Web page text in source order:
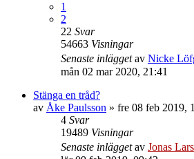
1
2
22 Svar
54663 Visningar
Senaste inläggetav Nicke
mån 02 mar 2020, 21:41
Stänga en tråd?
av Åke Paulsson » fre 08 feb 2019,
4 Svar
19489 Visningar
Senaste inläggetav Jonas